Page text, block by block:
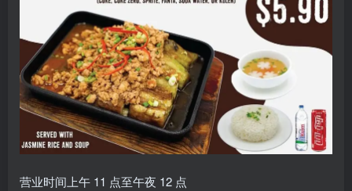
营业时间上午 11 点至午夜 12 点